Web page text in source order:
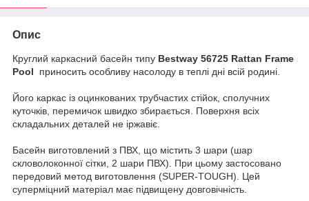
Опис
Круглий каркасний басейн типу Bestway 56725 Rattan Frame
Pool приносить особливу насолоду в теплі дні всій родині.
Його каркас із оцинкованих трубчастих стійок, сполучних
куточків, перемичок швидко збирається. Поверхня всіх
складальних деталей не іржавіє.
Басейн виготовлений з ПВХ, що містить 3 шари (шар
скловолоконної сітки, 2 шари ПВХ). При цьому застосовано
передовий метод виготовлення (SUPER-TOUGH). Цей
суперміцний матеріал має підвищену довговічність.